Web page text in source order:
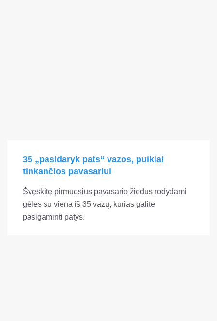
35 „pasidaryk pats“ vazos, puikiai
tinkančios pavasariui
Švęskite pirmuosius pavasario žiedus rodydami
gėles su viena iš 35 vazų, kurias galite
pasigaminti patys.